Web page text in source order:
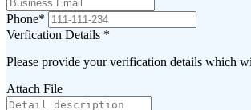
Phone*
Verfication Details *
Please provide your verification details which
Attach File